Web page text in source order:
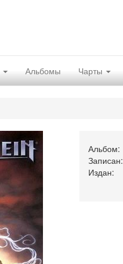
Альбомы Чарты
Альбом:
Записан:
Издан: